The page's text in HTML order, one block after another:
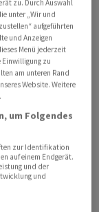
weiter.
"der
positiven
sich
und
um in
nur einen
für
zu. Durch Auswahl
unter „Wir und
aufgeführten
und Anzeigen
Menü jederzeit
Einwilligung zu
am unteren Rand
Website. Weitere
um Folgendes
zur Identifikation
auf einem Endgerät.
und der
und